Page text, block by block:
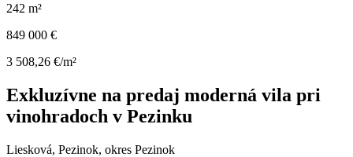
242 m²
849 000 €
3 508,26 €/m²
Exkluzívne na predaj moderná vila pri
vinohradoch v Pezinku
Liesková, Pezinok, okres Pezinok